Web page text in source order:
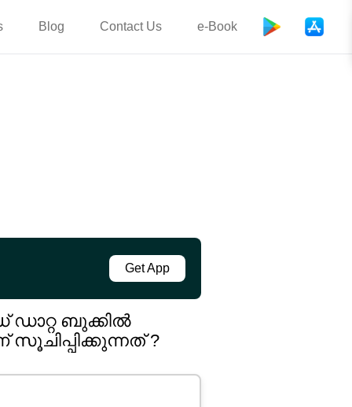
Blog Contact Us e-Book
Get App
ഡാറ്റ ബുക്കിൽ
?